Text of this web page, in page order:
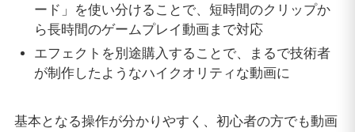
ード」を使い分けることで、短時間のクリップか
ら長時間のゲームプレイ動画まで対応
エフェクトを別途購入することで、まるで技術者
が制作したようなハイクオリティな動画に
基本となる操作が分かりやすく、初心者の方でも動画